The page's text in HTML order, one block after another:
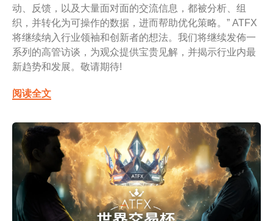
动、反馈，以及大量面对面的交流信息，都被分析、组
织，并转化为可操作的数据，进而帮助优化策略。” ATFX
将继续纳入行业领袖和创新者的想法。我们将继续发佈一
系列的高管访谈，为观众提供宝贵见解，并揭示行业内最
新趋势和发展。敬请期待!
阅读全文